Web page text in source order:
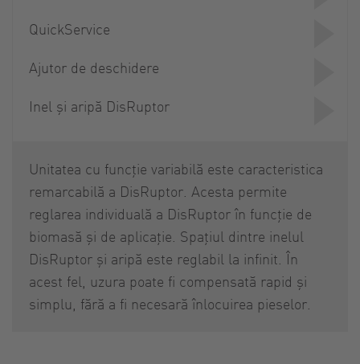
QuickService
Ajutor de deschidere
Inel și aripă DisRuptor
Unitatea cu funcție variabilă este caracteristica
remarcabilă a DisRuptor. Acesta permite
reglarea individuală a DisRuptor în funcție de
biomasă și de aplicație. Spațiul dintre inelul
DisRuptor și aripă este reglabil la infinit. În
acest fel, uzura poate fi compensată rapid și
simplu, fără a fi necesară înlocuirea pieselor.